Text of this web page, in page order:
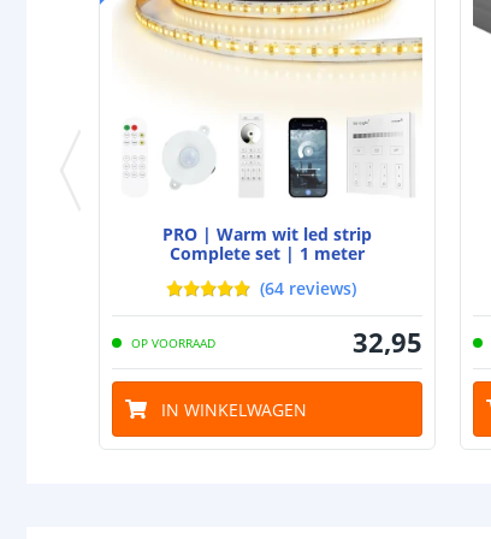
PRO | Warm wit led strip
Complete set | 1 meter
(64 reviews)
OP VOORRAAD 32,95
IN WINKELWAGEN